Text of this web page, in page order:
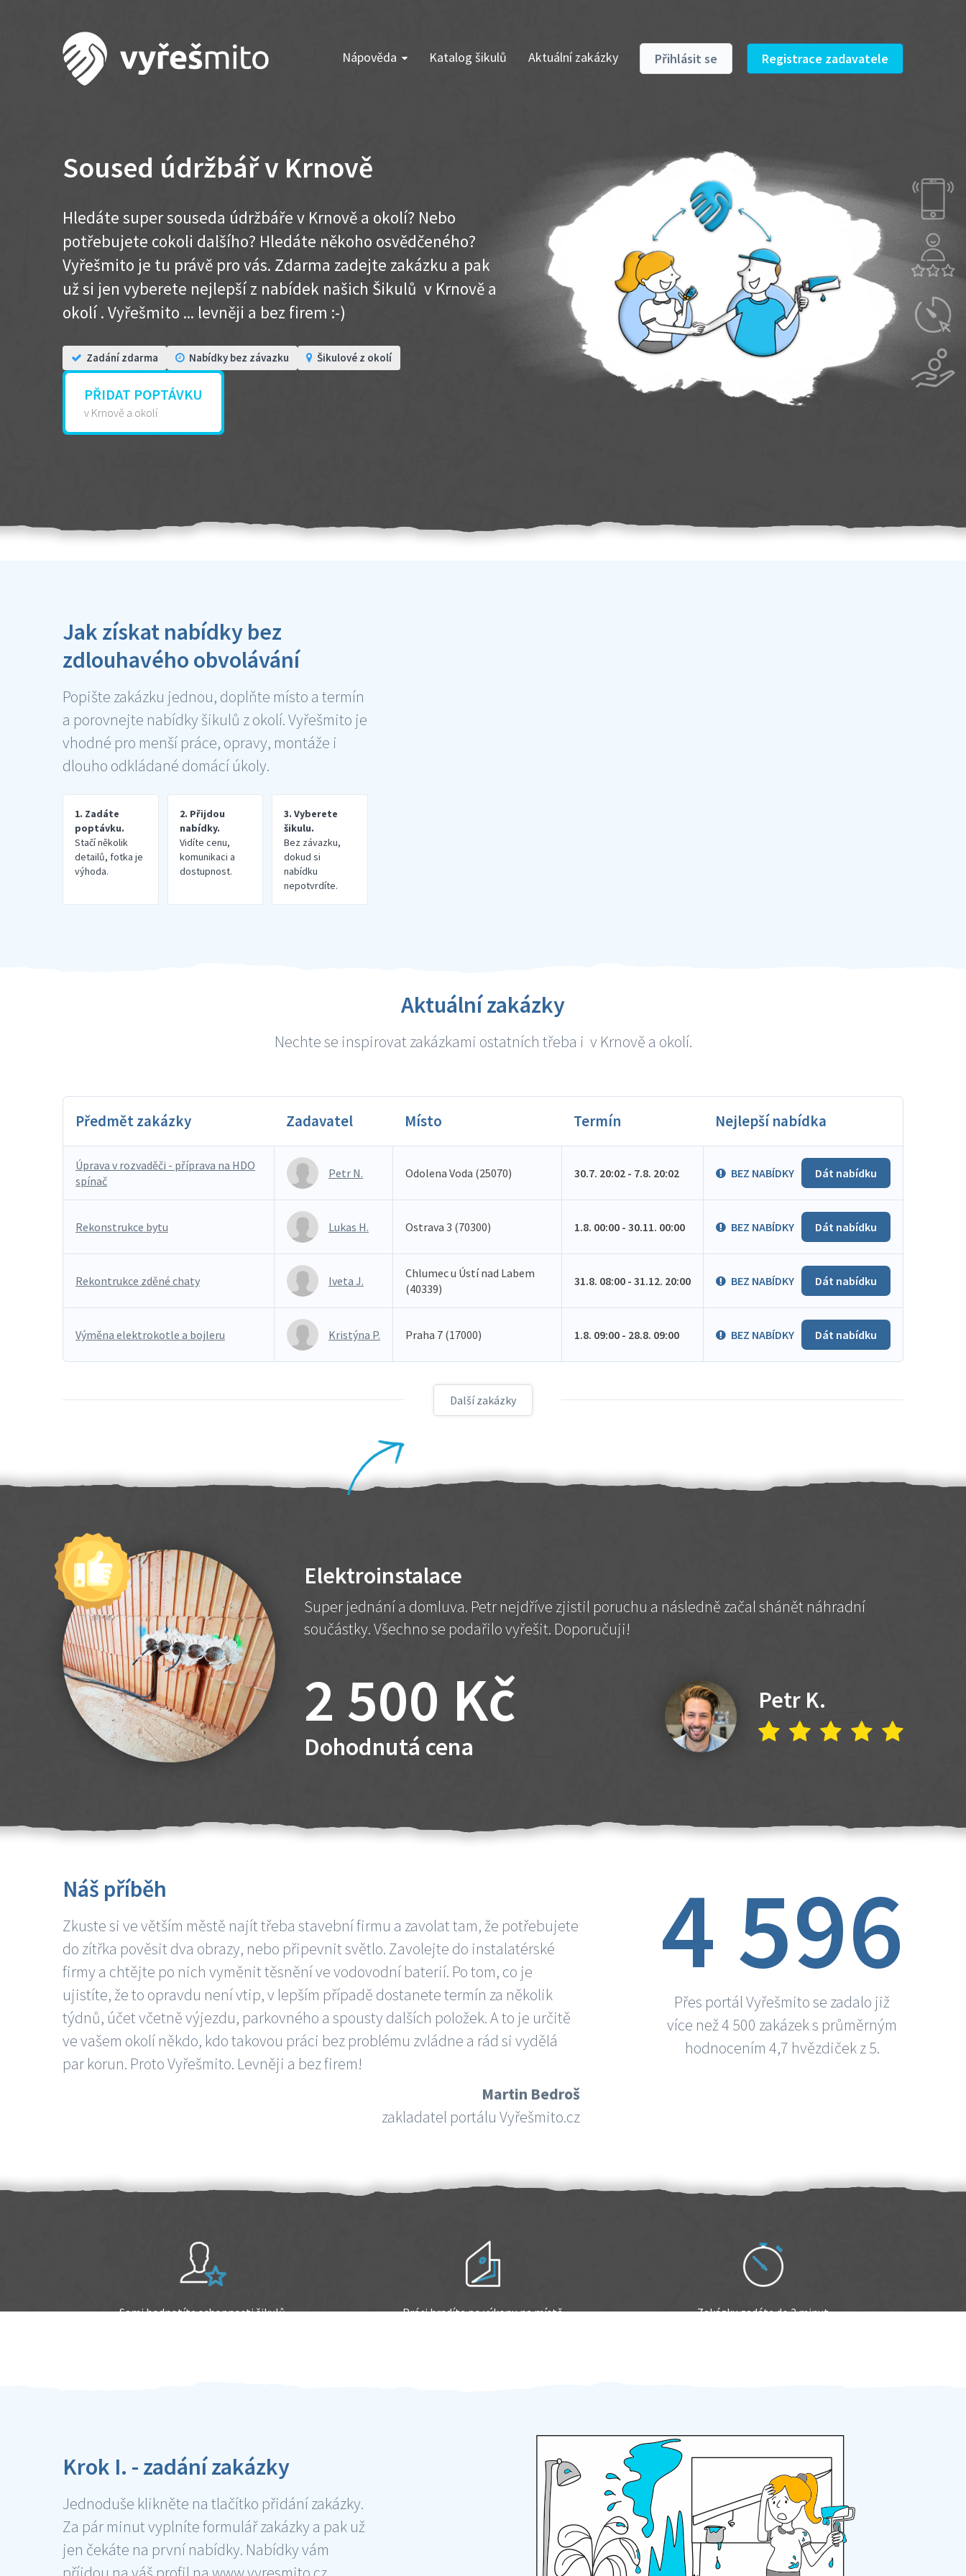
Nápověda Katalog šikulů Aktuální zakázky Přihlásit se Registrace zadavatele
Soused údržbář v Krnově
Hledáte super souseda údržbáře v Krnově a okolí? Nebo
potřebujete cokoli dalšího? Hledáte někoho osvědčeného?
Vyřešmito je tu právě pro vás. Zdarma zadejte zakázku a pak
už si jen vyberete nejlepší z nabídek našich Šikulů v Krnově a
okolí . Vyřešmito ... levněji a bez firem :-)
Zadání zdarma Nabídky bez závazku Šikulové z okolí
PŘIDAT POPTÁVKU
v Krnově a okolí
Jak získat nabídky bez
zdlouhavého obvolávání
Popište zakázku jednou, doplňte místo a termín
a porovnejte nabídky šikulů z okolí. Vyřešmito je
vhodné pro menší práce, opravy, montáže i
dlouho odkládané domácí úkoly.
1. Zadáte
poptávku.
Stačí několik
detailů, fotka je
výhoda.
2. Přijdou
nabídky.
Vidíte cenu,
komunikaci a
dostupnost.
3. Vyberete
šikulu.
Bez závazku,
dokud si
nabídku
nepotvrdíte.
Aktuální zakázky
Nechte se inspirovat zakázkami ostatních třeba i v Krnově a okolí.
Předmět zakázky Zadavatel Místo Termín Nejlepší nabídka
Úprava v rozvaděči - příprava na HDO
spínač
Petr N. Odolena Voda (25070) 30.7. 20:02 - 7.8. 20:02 BEZ NABÍDKY Dát nabídku
Rekonstrukce bytu Lukas H. Ostrava 3 (70300) 1.8. 00:00 - 30.11. 00:00 BEZ NABÍDKY Dát nabídku
Rekontrukce zděné chaty Iveta J.
Chlumec u Ústí nad Labem
(40339)
31.8. 08:00 - 31.12. 20:00 BEZ NABÍDKY Dát nabídku
Výměna elektrokotle a bojleru Kristýna P. Praha 7 (17000) 1.8. 09:00 - 28.8. 09:00 BEZ NABÍDKY Dát nabídku
Další zakázky
Elektroinstalace
Super jednání a domluva. Petr nejdříve zjistil poruchu a následně začal shánět náhradní
součástky. Všechno se podařilo vyřešit. Doporučuji!
2 500 Kč
Dohodnutá cena
Petr K.
Náš příběh
Zkuste si ve větším městě najít třeba stavební firmu a zavolat tam, že potřebujete
do zítřka pověsit dva obrazy, nebo připevnit světlo. Zavolejte do instalatérské
firmy a chtějte po nich vyměnit těsnění ve vodovodní baterií. Po tom, co je
ujistíte, že to opravdu není vtip, v lepším případě dostanete termín za několik
týdnů, účet včetně výjezdu, parkovného a spousty dalších položek. A to je určitě
ve vašem okolí někdo, kdo takovou práci bez problému zvládne a rád si vydělá
par korun. Proto Vyřešmito. Levněji a bez firem!
Martin Bedroš
zakladatel portálu Vyřešmito.cz
4 596
Přes portál Vyřešmito se zadalo již
více než 4 500 zakázek s průměrným
hodnocením 4,7 hvězdiček z 5.
Sami hodnotíte schopnosti šikulů Práci hradíte po výkonu na místě Zakázku zadáte do 2 minut
Krok I. - zadání zakázky
Jednoduše klikněte na tlačítko přidání zakázky.
Za pár minut vyplníte formulář zakázky a pak už
jen čekáte na první nabídky. Nabídky vám